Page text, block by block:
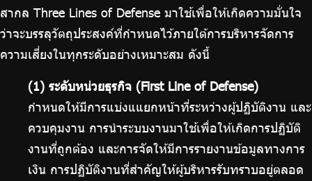
สากล Three Lines of Defense มาใช้เพื่อให้เกิดความมั่นใจ
ว่าจะบรรลุวัตถุประสงค์ที่กำหนดไว้ภายใต้การบริหารจัดการ
ความเสี่ยงในทุกระดับอย่างเหมาะสม ดังนี้
(1) ระดับหน่วยธุรกิจ (First Line of Defense)
กำหนดให้มีการแบ่งแแยกหน้าที่ระหว่างผู้ปฏิบัติงาน และ
ควบคุมงาน การนำระบบงานมาใช้เพื่อให้เกิดการปฏิบัติ
งานที่ถูกต้อง และการจัดให้มีการรายงานข้อมูลทางการ
เงิน การปฏิบัติงานที่สำคัญให้ผู้บริหารรับทราบอยู่ตลอด